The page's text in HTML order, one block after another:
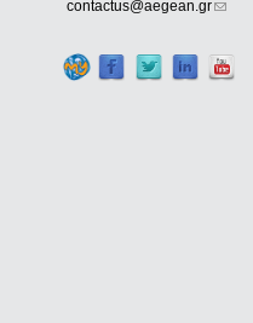
contactus@aegean.gr(link